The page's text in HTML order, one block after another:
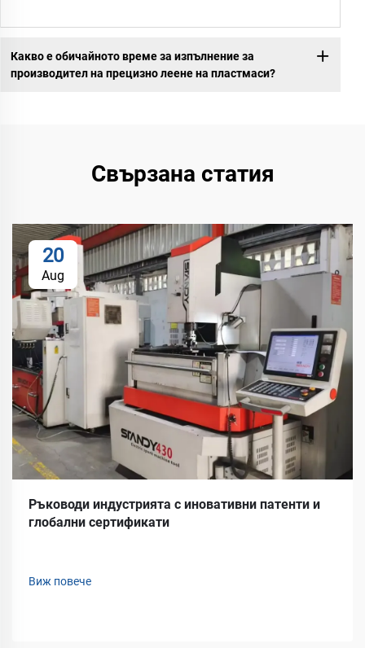
Какво е обичайното време за изпълнение за
производител на прецизно леене на пластмаси?
Свързана статия
20
Aug
Ръководи индустрията с иновативни патенти и
глобални сертификати
Виж повече